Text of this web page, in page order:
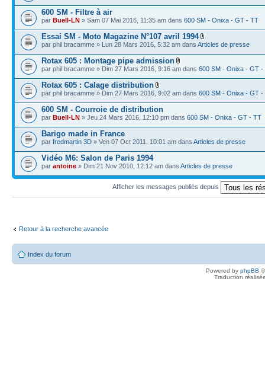
600 SM - Filtre à air
par Buell-LN » Sam 07 Mai 2016, 11:35 am dans 600 SM - Onixa - GT - TT
Essai SM - Moto Magazine N°107 avril 1994
par phil bracamme » Lun 28 Mars 2016, 5:32 am dans Articles de presse
Rotax 605 : Montage pipe admission
par phil bracamme » Dim 27 Mars 2016, 9:16 am dans 600 SM - Onixa - GT -
Rotax 605 : Calage distribution
par phil bracamme » Dim 27 Mars 2016, 9:02 am dans 600 SM - Onixa - GT -
600 SM - Courroie de distribution
par Buell-LN » Jeu 24 Mars 2016, 12:10 pm dans 600 SM - Onixa - GT - TT
Barigo made in France
par fredmartin 3D » Ven 07 Oct 2011, 10:01 am dans Articles de presse
Vidéo M6: Salon de Paris 1994
par antoine » Dim 21 Nov 2010, 12:12 am dans Articles de presse
Afficher les messages publiés depuis
Retour à la recherche avancée
Index du forum
Powered by phpBB
Traduction